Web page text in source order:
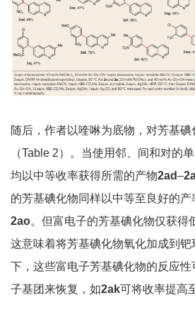
随后，作者以喹啉为底物，对芳基
（Table 2）。当使用邻、间和对的
均以中等收率获得所需的产物2ad–
的芳基碘化物同样以中等至良好的产
2ao。但富电子的芳基碘化物仅获得
这意味着将芳基碘化物氧化加成到
下，这些富电子芳基碘化物的反应
子基团来恢复，如2ak可将收率提高